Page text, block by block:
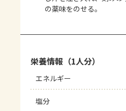
の薬味をのせる。
栄養情報（1人分）
エネルギー
塩分